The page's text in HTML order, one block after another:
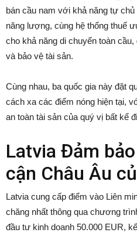
bán cầu nam với khả năng tự
năng lượng, cùng hệ thống thuế
cho khả năng di chuyển toàn
và bảo vệ tài sản.
Cùng nhau, ba quốc gia này đặt
cách xa các điểm nóng hiện tại,
an toàn tài sản của quý vị bất kể
Latvia Đảm
cận Châu Âu
Latvia cung cấp điểm vào Liên
chăng nhất thông qua chương
đầu tư kinh doanh 50.000 EUR,